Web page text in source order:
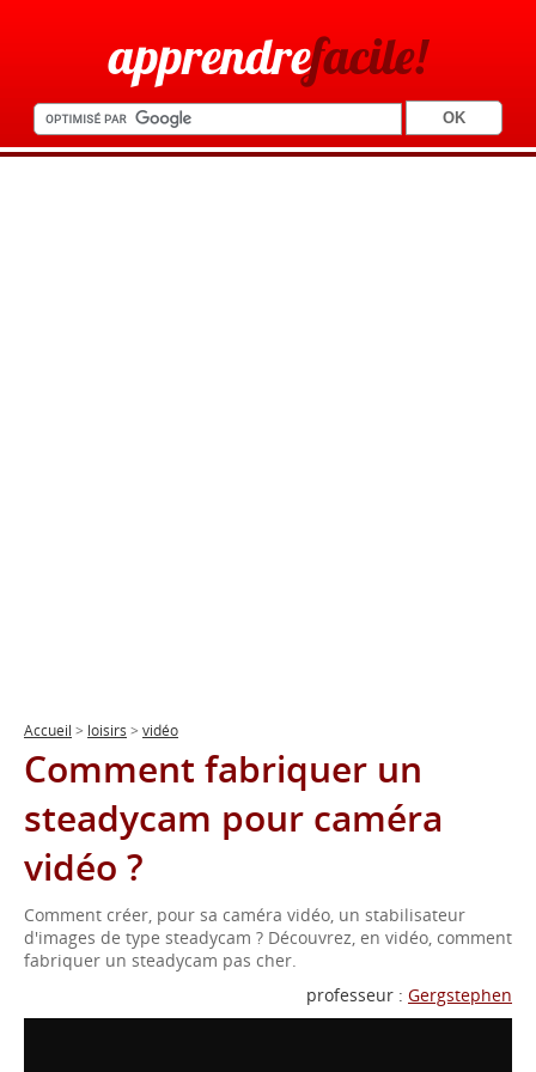
apprendrefacile!
Accueil > loisirs > vidéo
Comment fabriquer un
steadycam pour caméra
vidéo ?
Comment créer, pour sa caméra vidéo, un stabilisateur
d'images de type steadycam ? Découvrez, en vidéo, comment
fabriquer un steadycam pas cher.
professeur : Gergstephen